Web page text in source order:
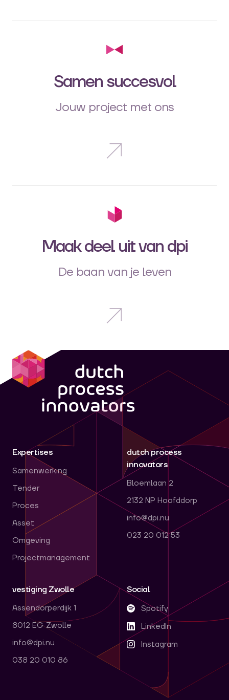
Samen succesvol
Jouw project met ons
Maak deel uit van dpi
De baan van je leven
Expertises
Samenwerking
Tender
Proces
Asset
Omgeving
Projectmanagement
dutch process
innovators
Bloemlaan 2
2132 NP Hoofddorp
info@dpi.nu
023 20 012 53
vestiging Zwolle
Assendorperdijk 1
8012 EG Zwolle
info@dpi.nu
038 20 010 86
Social
Spotify
LinkedIn
Instagram